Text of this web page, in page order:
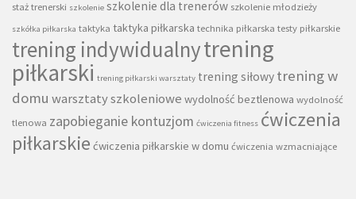
staż trenerski szkolenie szkolenie dla trenerów szkolenie młodzieży
szkółka piłkarska taktyka taktyka piłkarska technika piłkarska testy piłkarskie
trening indywidualnytrening
piłkarski trening piłkarski warsztaty trening siłowy trening w
domu warsztaty szkoleniowe wydolność beztlenowa wydolność
tlenowa zapobieganie kontuzjom ćwiczenia fitness ćwiczenia
piłkarskie ćwiczenia piłkarskie w domu ćwiczenia wzmacniające